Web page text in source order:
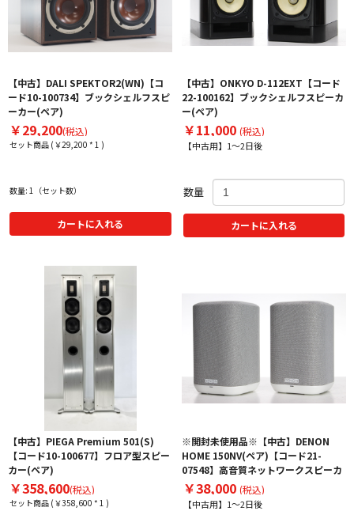
【中古】DALI SPEKTOR2(WN)【コ
ード10-100734】ブックシェルフスピ
ーカー(ペア)
￥29,200(税込)
セット商品 (￥29,200 * 1 )
数量: 1（セット数）
カートに入れる
【中古】ONKYO D-112EXT【コード
22-100162】ブックシェルフスピーカ
ー(ペア)
￥11,000 (税込)
【中古用】1～2日後
数量
カートに入れる
【中古】PIEGA Premium 501(S)
【コード10-100677】フロア型スピー
カー(ペア)
￥358,600(税込)
セット商品 (￥358,600 * 1 )
※開封未使用品※【中古】DENON
HOME 150NV(ペア)【コード21-
07548】高音質ネットワークスピーカ
￥38,000 (税込)
【中古用】1～2日後